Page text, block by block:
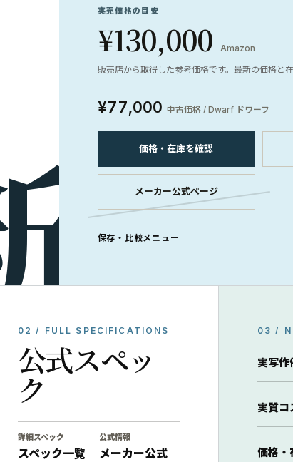
実売価格の目安
¥130,000
Amazon
販売店から取得した参考価格です。最新の価格と
¥77,000 中古価格 / Dwarf ドワーフ
価格・在庫を確認
メーカー公式ページ
保存・比較メニュー
02 / FULL SPECIFICATIONS
公式スペッ
ク
詳細スペック
スペック一覧
公式情報
メーカー公式
03 /
実写作
実質コ
価格・